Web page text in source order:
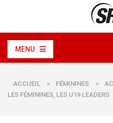
MENU
ACCUEIL > FÉMININES >
LES FÉMININES, LES U19 LEADERS